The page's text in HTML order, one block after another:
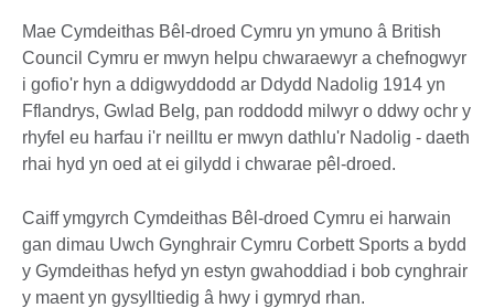
Mae Cymdeithas Bêl-droed Cymru yn ymuno â British
Council Cymru er mwyn helpu chwaraewyr a chefnogwyr
i gofio'r hyn a ddigwyddodd ar Ddydd Nadolig 1914 yn
Fflandrys, Gwlad Belg, pan roddodd milwyr o ddwy ochr y
rhyfel eu harfau i'r neilltu er mwyn dathlu'r Nadolig - daeth
rhai hyd yn oed at ei gilydd i chwarae pêl-droed.
Caiff ymgyrch Cymdeithas Bêl-droed Cymru ei harwain
gan dimau Uwch Gynghrair Cymru Corbett Sports a bydd
y Gymdeithas hefyd yn estyn gwahoddiad i bob cynghrair
y maent yn gysylltiedig â hwy i gymryd rhan.